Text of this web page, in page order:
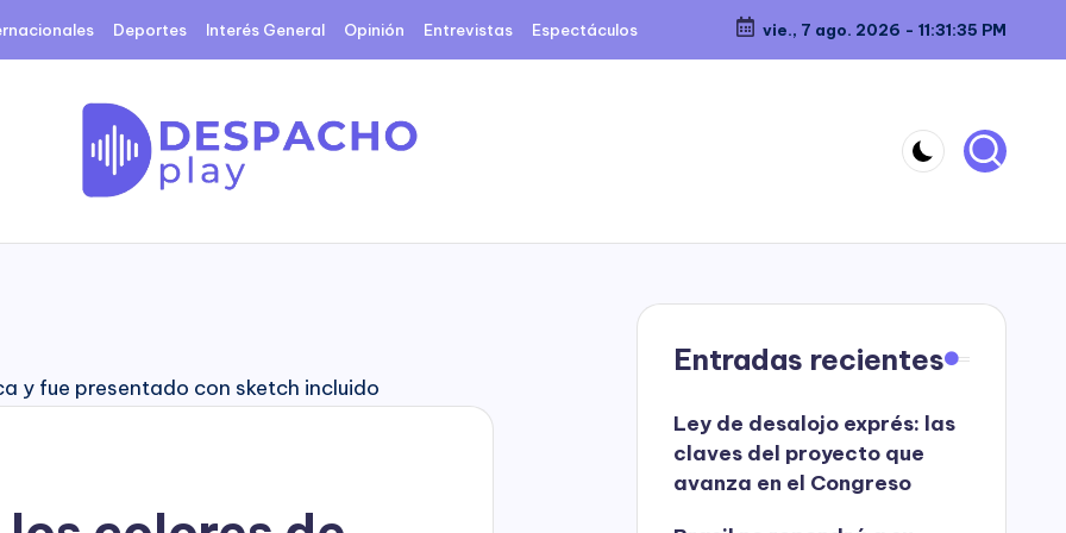
Deportes Interés General Opinión Entrevistas Espectáculos vie., 7 ago. 2026 - 11:31:36 PM
D
p
Entradas recientes
Ley de desalojo exprés: las
claves del proyecto que
avanza en el Congreso